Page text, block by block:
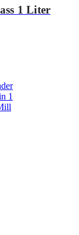
1 Liter